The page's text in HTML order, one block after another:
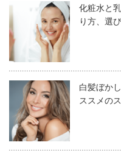
人は会話中に、以下の順
す。
視覚情報（55%）
聴覚情報（38%）
言語情報（7%）
洗濯する際は、細心の注
またスラックスは、
イテム。
スラックスを合わせる
デの完成です。
冬に限らず、年間を通し
とりあえずスラックスと
化粧水と
り方、選
白髪ぼか
ススメの